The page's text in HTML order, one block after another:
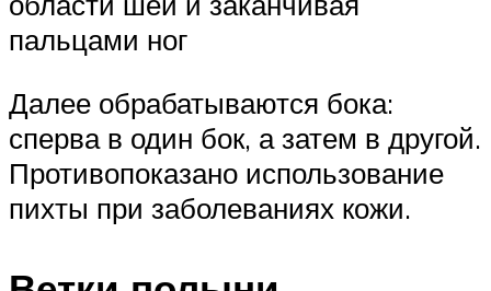
пальцами ног
Далее обрабатываются бока:
сперва в один бок, а затем в другой.
Противопоказано использование
пихты при заболеваниях кожи.